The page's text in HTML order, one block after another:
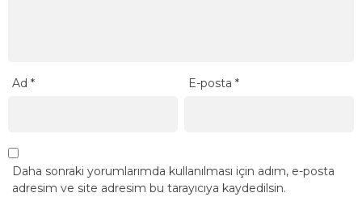
Ad * E-posta*
Daha sonraki yorumlarımda kullanılması için adım, e-posta
adresim ve site adresim bu tarayıcıya kaydedilsin.